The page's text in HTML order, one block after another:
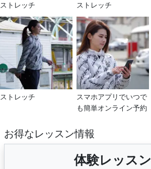
ストレッチ ストレッチ
ストレッチ
スマホアプリでいつで
も簡単オンライン予約
お得なレッスン情報
体験レッスン